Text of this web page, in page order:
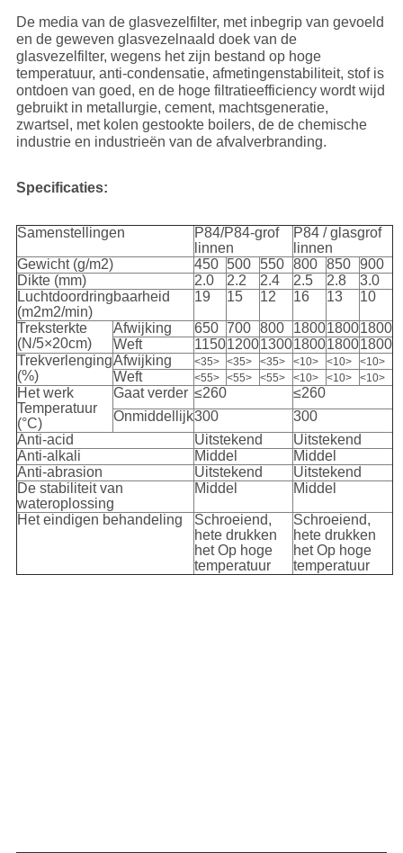
De media van de glasvezelfilter, met inbegrip van gevoeld
en de geweven glasvezelnaald doek van de
glasvezelfilter, wegens het zijn bestand op hoge
temperatuur, anti-condensatie, afmetingenstabiliteit, stof is
ontdoen van goed, en de hoge filtratieefficiency wordt wijd
gebruikt in metallurgie, cement, machtsgeneratie,
zwartsel, met kolen gestookte boilers, de de chemische
industrie en industrieën van de afvalverbranding.
Specificaties:
Samenstellingen
P84/P84-grof
linnen
P84 / glasgrof
linnen
Gewicht (g/m2)
450 500 550 800 850 900
Dikte (mm)
2.0 2.2 2.4 2.5 2.8
3.0
Luchtdoordringbaarheid
(m2m2/min)
19 15 12 16 13 10
Treksterkte
(N/5×20cm)
Afwijking 650 700 800 180018001800
Weft
115012001300180018001800
Trekverlenging
(%)
Afwijking <35> <35> <35> <10> <10> <10>
Weft <55> <55> <55> <10> <10> <10>
Het werk
Temperatuur
(°C)
Gaat verder ≤260
≤260
Onmiddellijk300
300
Anti-acid
Uitstekend
Uitstekend
Anti-alkali
Middel
Middel
Anti-abrasion
Uitstekend
Uitstekend
De stabiliteit van
wateroplossing
Middel Middel
Het eindigen behandeling
Schroeiend,
hete drukken
het Op hoge
temperatuur
Schroeiend,
hete drukken
het Op hoge
temperatuur